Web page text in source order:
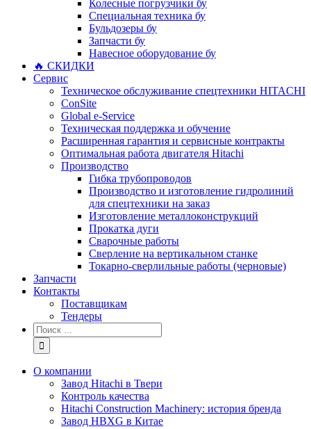
Колесные погрузчики бу
Специальная техника бу
Бульдозеры бу
Запчасти бу
Навесное оборудование бу
🔥 СКИДКИ
Сервис
Техническое обслуживание спецтехники HITACHI
ConSite
Global e-Service
Техническая поддержка и обучение
Расширенная гарантия и сервисные контракты
Оптимальная работа двигателя Hitachi
Производство
Гибка трубопроводов
Производство и изготовление гидролиний
для спецтехники на заказ
Изготовление металлоконструкций
Прокатка дуги
Сварочные работы
Сверление на вертикальном станке
Токарно-сверлильные работы (черновые)
Запчасти
Контакты
Поставщикам
Тендеры
Результат
поиска:
О компании
Завод Hitachi в Твери
Контроль качества
Hitachi Construction Machinery: история бренда
Завод HBXG в Китае